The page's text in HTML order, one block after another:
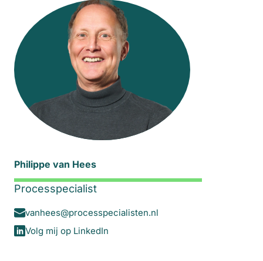
Philippe van Hees
Processpecialist
vanhees@processpecialisten.nl
Volg mij op LinkedIn